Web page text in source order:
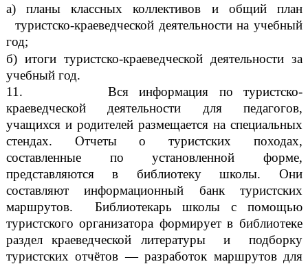
а) планы классных коллективов и общий план
туристско-краеведческой деятельности на учебный
год;
б) итоги туристско-краеведческой деятельности за
учебный год.
11. Вся информация по туристско-
краеведческой деятельности для педагогов,
учащихся и родителей размещается на специальных
стендах. Отчеты о туристских походах,
составленные по установленной форме,
представляются в библиотеку школы. Они
составляют информационный банк туристских
маршрутов. Библиотекарь школы с помощью
туристского организатора формирует в библиотеке
раздел краеведческой литературы и подборку
туристских отчётов — разработок маршрутов для